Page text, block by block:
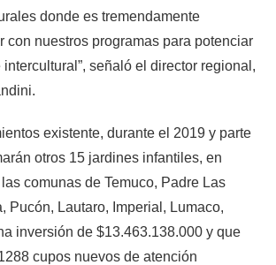
donde es tremendamente
con nuestros programas para potenciar
señaló el director regional,
existente, durante el 2019 y parte
otros 15 jardines infantiles, en
comunas de Temuco, Padre Las
Pucón, Lautaro, Imperial, Lumaco,
inversión de $13.463.138.000 y que
cupos nuevos de atención